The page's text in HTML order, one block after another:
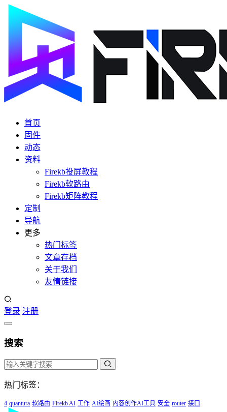
首页
固件
动态
资料
Firekb投屏教程
Firekb软路由
Firekb矩阵教程
定制
导航
更多
热门标签
文章存档
关于我们
友情链接
登录 注册
搜索
热门标签：
4 quantura 软路由 Firekb AI 工作 AI绘画 内容创作AI工具 安全 router 接口